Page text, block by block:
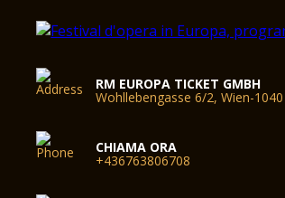
RM EUROPA TICKET GMBH
Wohllebengasse 6/2, Wien-1040
CHIAMA ORA
+436763806708